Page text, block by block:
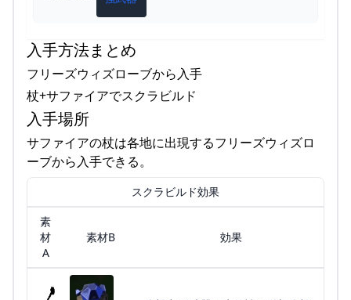
入手方法まとめ
フリーズウィズローブから入手
杖+サファイアでスクラビルド
入手場所
サファイアの杖は各地に出現するフリーズウィズロ
ーブから入手できる。
スクラビルド効果
素
材
A
素材B 効果